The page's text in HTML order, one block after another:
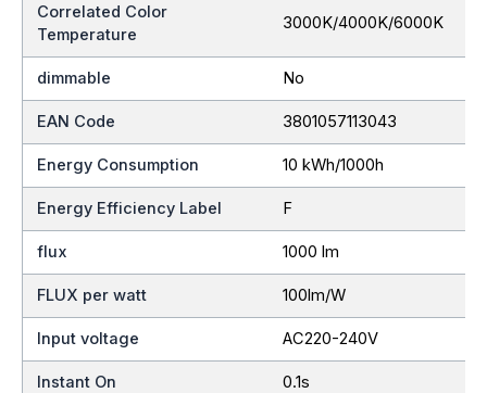
Correlated Color
Temperature
3000K/4000K/6000K
dimmable No
EAN Code 3801057113043
Energy Consumption 10 kWh/1000h
Energy Efficiency Label F
flux 1000 lm
FLUX per watt 100lm/W
Input voltage AC220-240V
Instant On 0.1s